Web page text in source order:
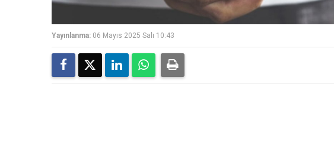
Yayınlanma: 06 Mayıs 2025 Salı 10:43